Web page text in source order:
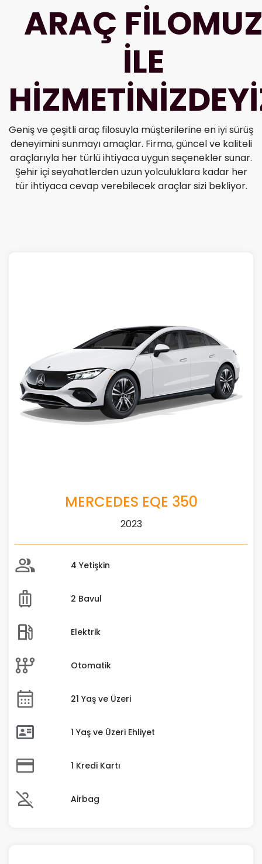
ARAÇ
İLE
Geniş ve çeşitli araç filosuyla müşterilerine en iyi sürüş
deneyimini sunmayı amaçlar. Firma, güncel ve kaliteli
araçlarıyla her türlü ihtiyaca uygun seçenekler sunar.
Şehir içi seyahatlerden uzun yolculuklara kadar her
tür ihtiyaca cevap verebilecek araçlar sizi bekliyor.
MERCEDES EQE 350
2023
4 Yetişkin
2 Bavul
Elektrik
Otomatik
21 Yaş ve Üzeri
1 Yaş ve Üzeri Ehliyet
1 Kredi Kartı
Airbag